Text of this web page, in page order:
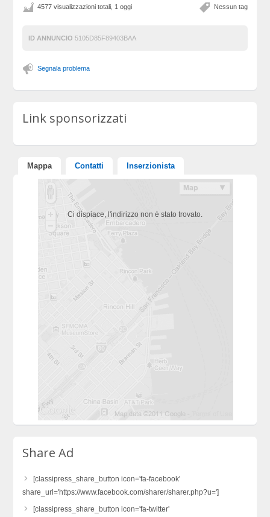
Nessun tag
4577 visualizzazioni totali, 1 oggi
ID ANNUNCIO 5105D85F89403BAA
Segnala problema
Link sponsorizzati
Mappa Contatti Inserzionista
Ci dispiace, l'indirizzo non è stato trovato.
Share Ad
[classipress_share_button icon='fa-facebook'
share_url='https://www.facebook.com/sharer/sharer.php?u=']
[classipress_share_button icon='fa-twitter'